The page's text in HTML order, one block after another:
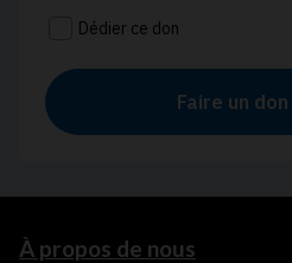
À propos de nous